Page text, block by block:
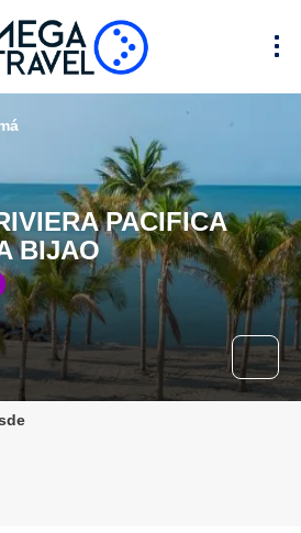
PACIFICA
BIJAO